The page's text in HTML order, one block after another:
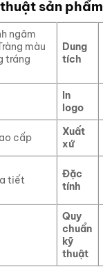
sản phẩm
ngâm
màu
tráng
Dung
tích
In
logo
cấp
Xuất
xứ
tiết
Đặc
tính
Quy
chuẩn
kỹ
thuật